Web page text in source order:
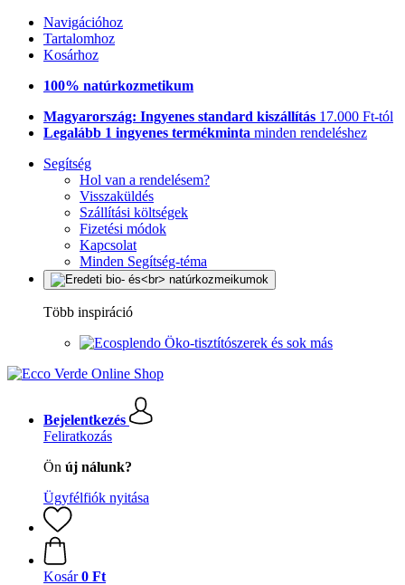
Navigációhoz
Tartalomhoz
Kosárhoz
100% natúrkozmetikum
Magyarország: Ingyenes standard kiszállítás 17.000 Ft-tól
Legalább 1 ingyenes termékminta minden rendeléshez
Segítség
Hol van a rendelésem?
Visszaküldés
Szállítási költségek
Fizetési módok
Kapcsolat
Minden Segítség-téma
Több inspiráció
Öko-tisztítószerek és sok más
Bejelentkezés
Feliratkozás
Ön új nálunk?
Ügyfélfiók nyitása
Kosár 0 Ft